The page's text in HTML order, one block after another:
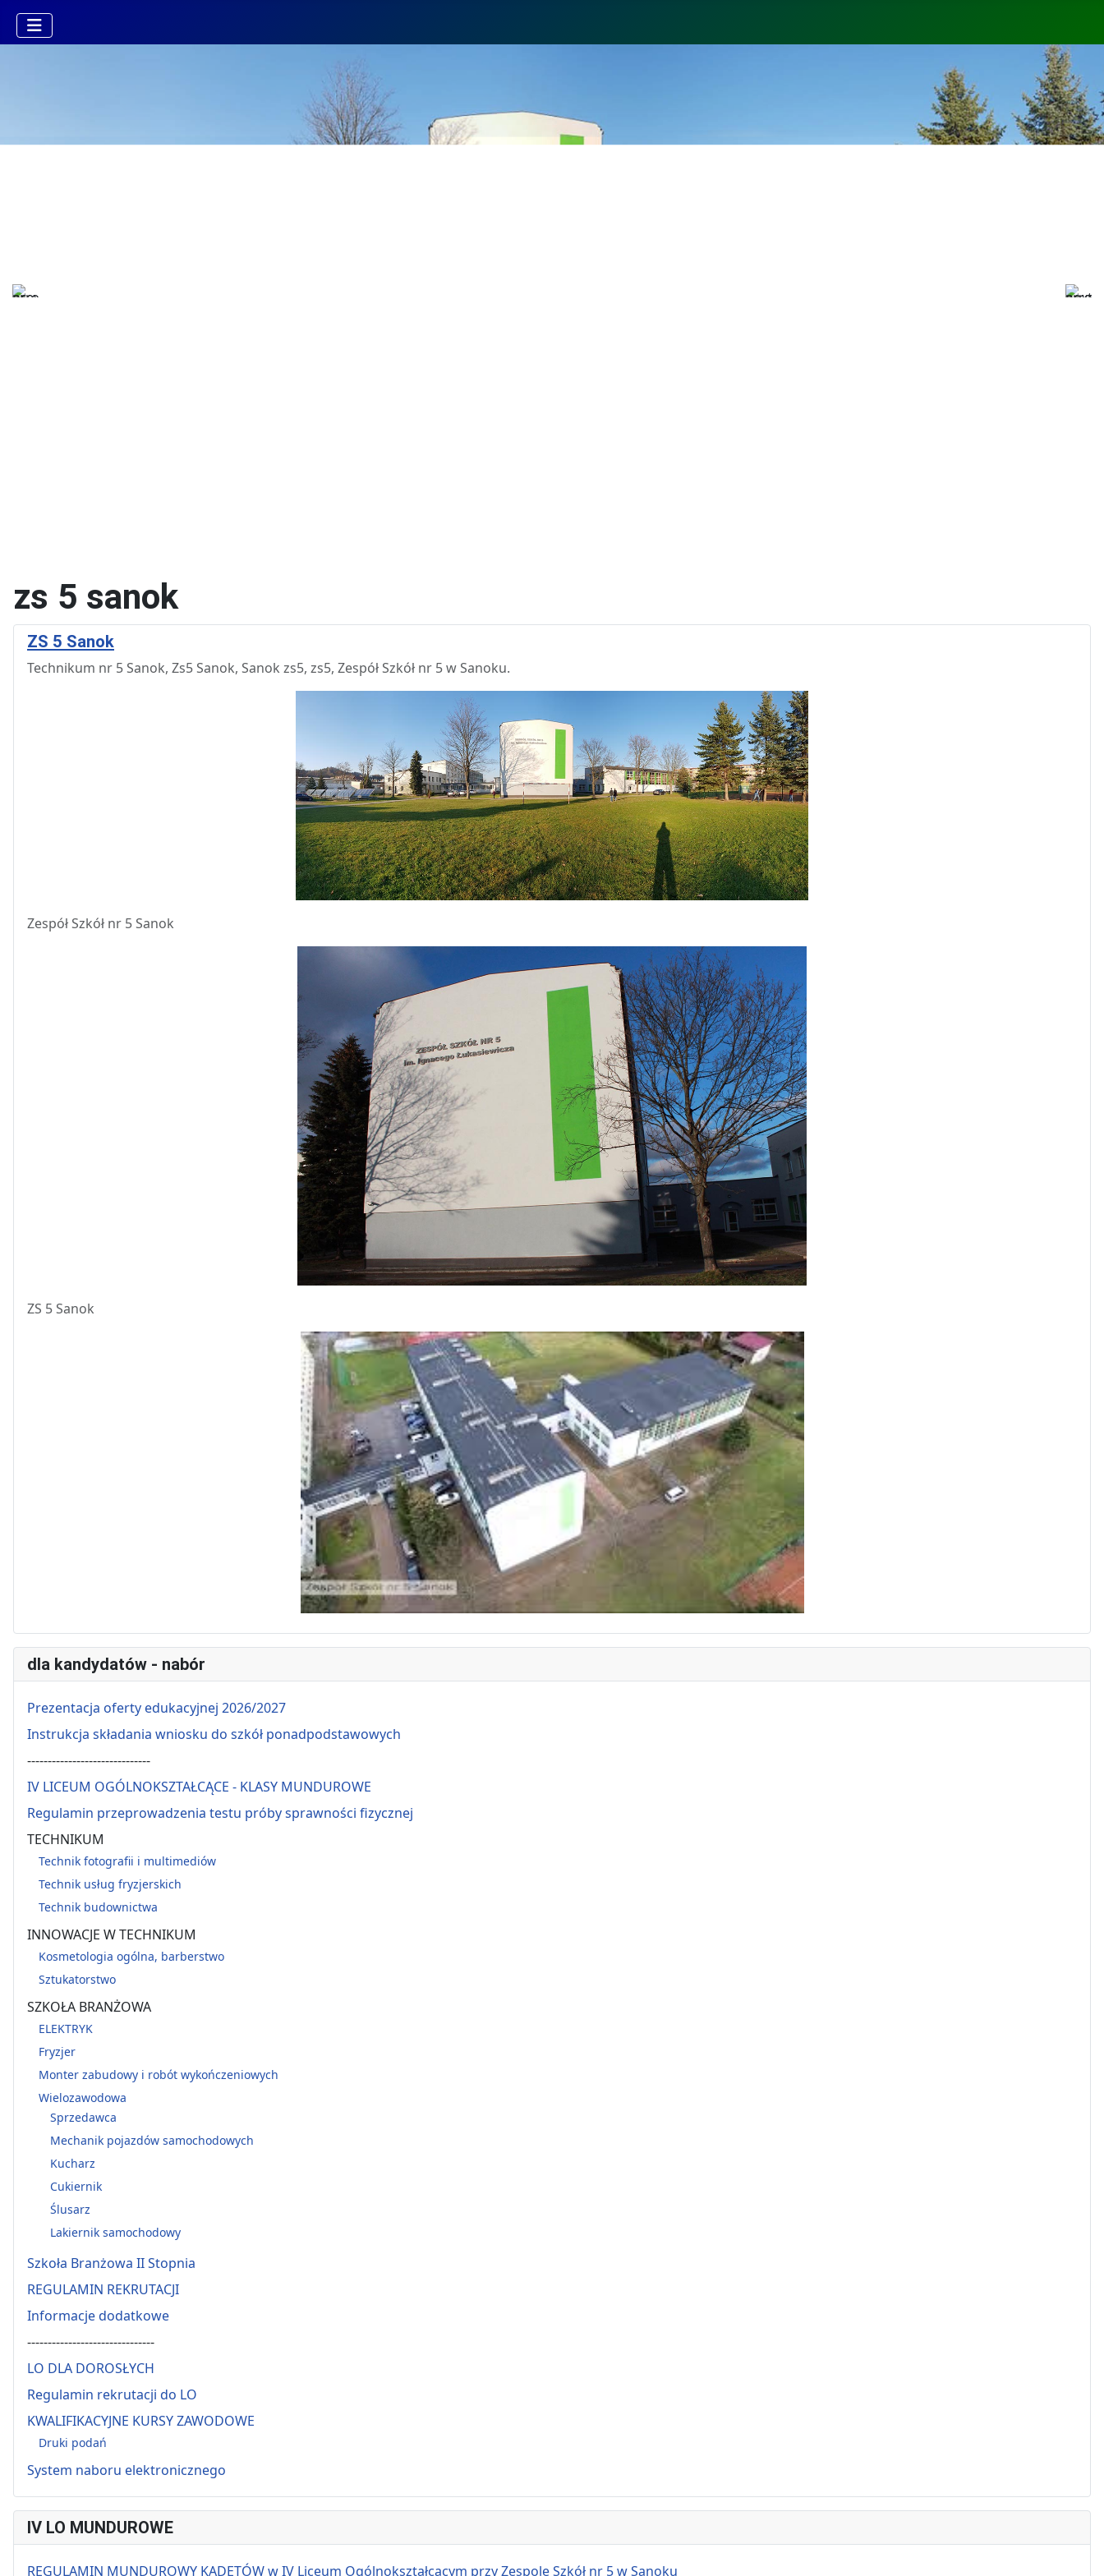
zs 5 sanok
ZS 5 Sanok
Technikum nr 5 Sanok, Zs5 Sanok, Sanok zs5, zs5, Zespół Szkół nr 5 w Sanoku.
Zespół Szkół nr 5 Sanok
ZS 5 Sanok
dla kandydatów - nabór
Prezentacja oferty edukacyjnej 2026/2027
Instrukcja składania wniosku do szkół ponadpodstawowych
------------------------------
IV LICEUM OGÓLNOKSZTAŁCĄCE - KLASY MUNDUROWE
Regulamin przeprowadzenia testu próby sprawności fizycznej
TECHNIKUM
Technik fotografii i multimediów
Technik usług fryzjerskich
Technik budownictwa
INNOWACJE W TECHNIKUM
Kosmetologia ogólna, barberstwo
Sztukatorstwo
SZKOŁA BRANŻOWA
ELEKTRYK
Fryzjer
Monter zabudowy i robót wykończeniowych
Wielozawodowa
Sprzedawca
Mechanik pojazdów samochodowych
Kucharz
Cukiernik
Ślusarz
Lakiernik samochodowy
Szkoła Branżowa II Stopnia
REGULAMIN REKRUTACJI
Informacje dodatkowe
-------------------------------
LO DLA DOROSŁYCH
Regulamin rekrutacji do LO
KWALIFIKACYJNE KURSY ZAWODOWE
Druki podań
System naboru elektronicznego
IV LO MUNDUROWE
REGULAMIN MUNDUROWY KADETÓW w IV Liceum Ogólnokształcącym przy Zespole Szkół nr 5 w Sanoku